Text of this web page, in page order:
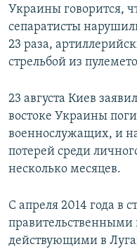
Украины говорится,
сепаратисты
23 раза,
стрельбой из
23 августа Киев
востоке Украины
военнослужащих, и
потерей среди
несколько месяцев.
С апреля 2014 года в
действующими в